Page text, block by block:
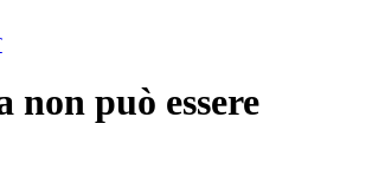
non può essere